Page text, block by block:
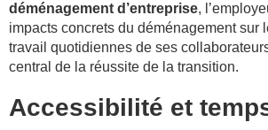
déménagement d’entreprise,
impacts concrets du déménagement sur
travail quotidiennes de ses
central de la réussite de la transition.
Accessibilité et